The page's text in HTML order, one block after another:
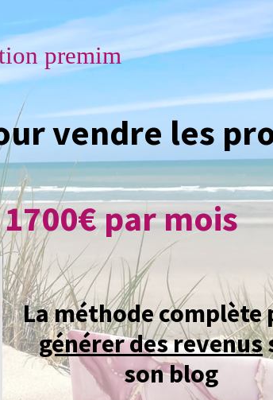
premim
vendre les
par mois
La méthode complète
générer des revenus
son blog